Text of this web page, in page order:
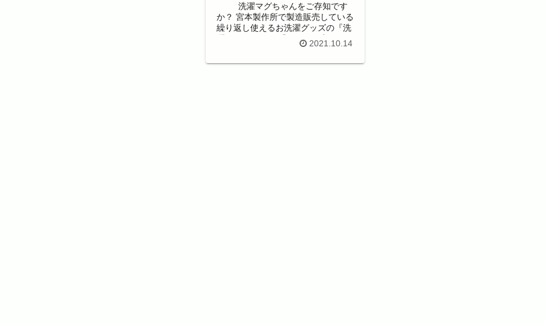
洗濯マグちゃんをご存知です
か？ 宮本製作所で製造販売している
繰り返し使えるお洗濯グッズの『洗
濯マグちゃん』 「ガイアの夜明け」
での放送後に一気に認知度が上がり
2021.10.14